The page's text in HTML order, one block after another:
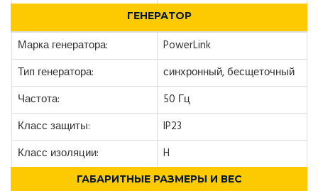
ГЕНЕРАТОР
Марка генератора:
PowerLink
Тип генератора:
синхронный, бесщеточный
Частота:
50 Гц
Класс защиты:
IP23
Класс изоляции:
H
ГАБАРИТНЫЕ РАЗМЕРЫ И ВЕС